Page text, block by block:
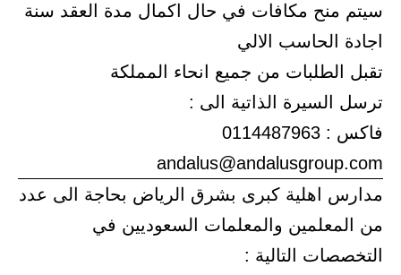
سيتم منح مكافات في حال اكمال مدة العقد سنة
اجادة الحاسب الالي
تقبل الطلبات من جميع انحاء المملكة
ترسل السيرة الذاتية الى :
فاكس : 0114487963
andalus@andalusgroup.com
مدارس اهلية كبرى بشرق الرياض بحاجة الى عدد
من المعلمين والمعلمات السعوديين في
التخصصات التالية :